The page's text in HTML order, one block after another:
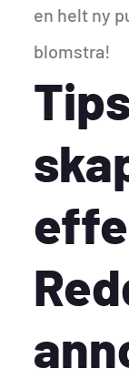
en helt ny
blomstra!